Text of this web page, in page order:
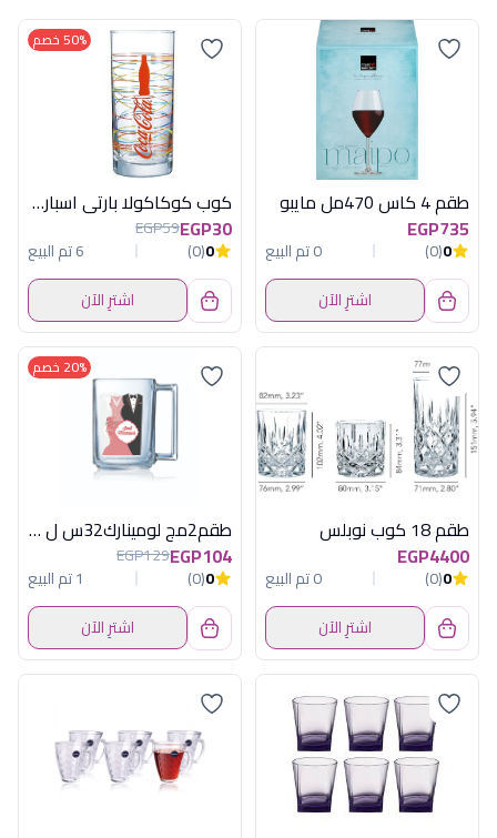
طقم 4 كاس 470مل مايبو
EGP735
0
(0)
0 تم البيع
اشترِ الآن
50% خصم
كوب كوكاكولا بارتى اسباركل عرض فرنساوى
EGP30
EGP59
0
(0)
6 تم البيع
اشترِ الآن
طقم 18 كوب نوبلس
EGP4400
0
(0)
0 تم البيع
اشترِ الآن
20% خصم
طقم2مج لومينارك32س ل بونجاست ماريدامارات
EGP104
EGP129
0
(0)
1 تم البيع
اشترِ الآن